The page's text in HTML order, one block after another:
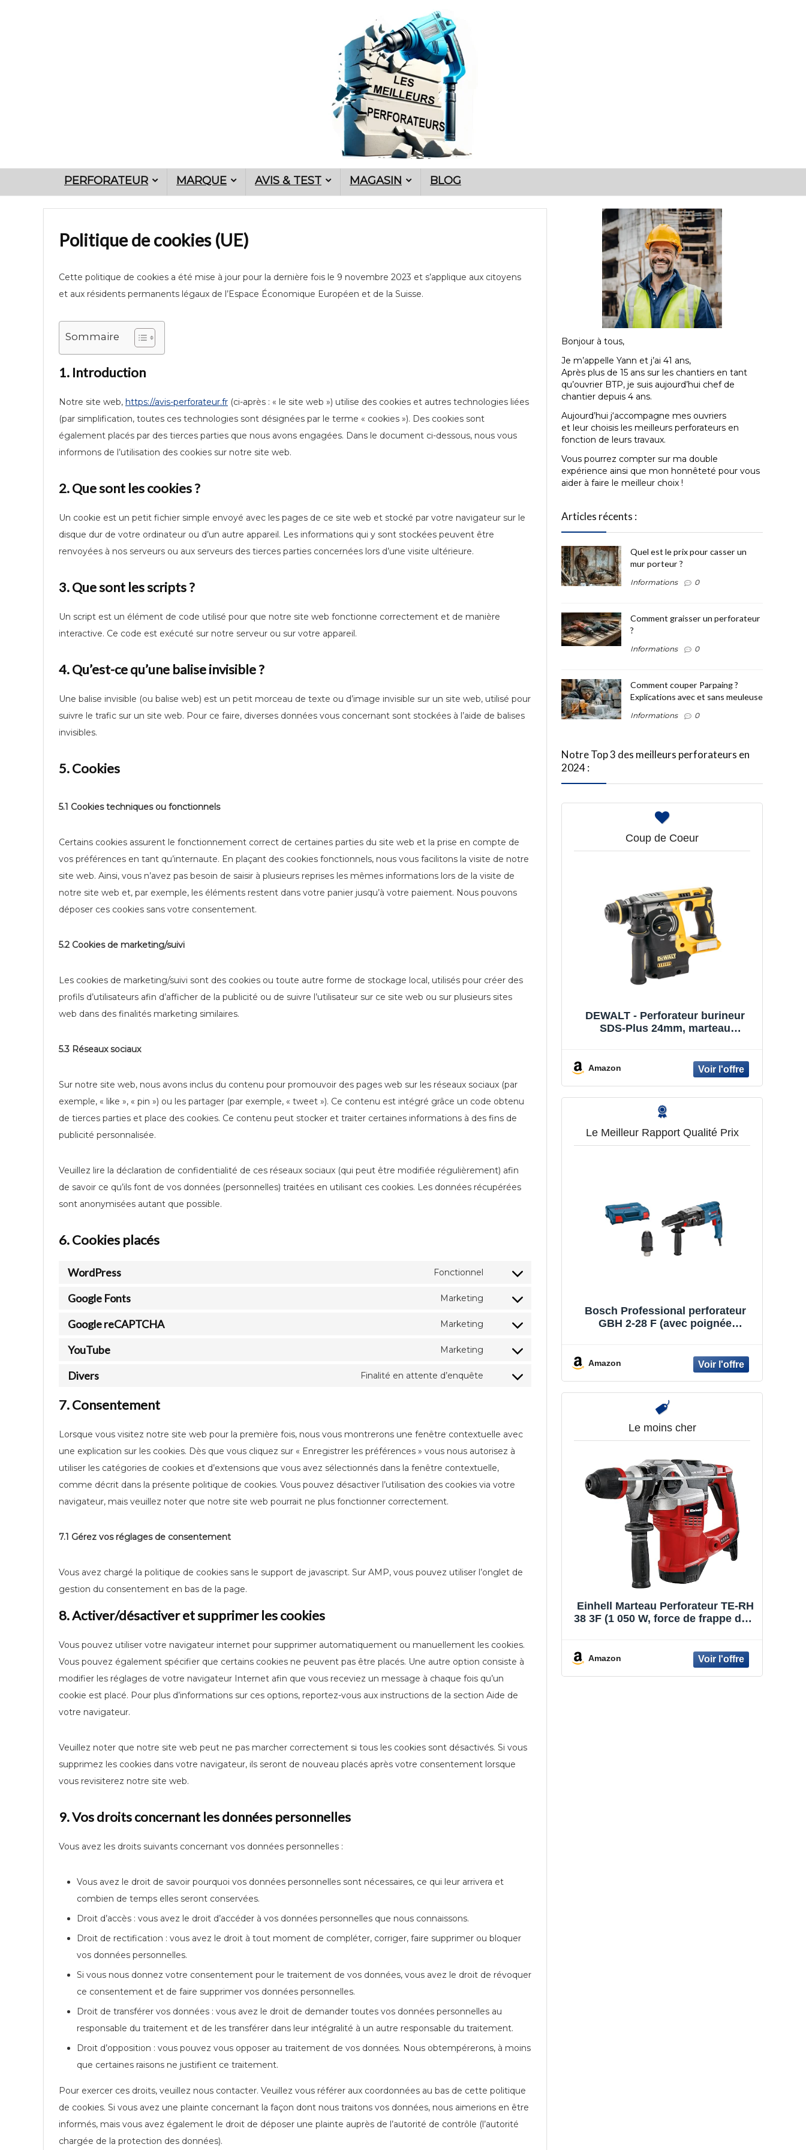
PERFORATEUR MARQUE AVIS & TEST MAGASIN BLOG
Politique de cookies (UE)
Cette politique de cookies a été mise à jour pour la dernière fois le 9 novembre 2023 et s’applique aux citoyens
et aux résidents permanents légaux de l’Espace Économique Européen et de la Suisse.
Sommaire
1. Introduction
Notre site web, https://avis-perforateur.fr (ci-après : « le site web ») utilise des cookies et autres technologies liées
(par simplification, toutes ces technologies sont désignées par le terme « cookies »). Des cookies sont
également placés par des tierces parties que nous avons engagées. Dans le document ci-dessous, nous vous
informons de l’utilisation des cookies sur notre site web.
2. Que sont les cookies ?
Un cookie est un petit fichier simple envoyé avec les pages de ce site web et stocké par votre navigateur sur le
disque dur de votre ordinateur ou d’un autre appareil. Les informations qui y sont stockées peuvent être
renvoyées à nos serveurs ou aux serveurs des tierces parties concernées lors d’une visite ultérieure.
3. Que sont les scripts ?
Un script est un élément de code utilisé pour que notre site web fonctionne correctement et de manière
interactive. Ce code est exécuté sur notre serveur ou sur votre appareil.
4. Qu’est-ce qu’une balise invisible ?
Une balise invisible (ou balise web) est un petit morceau de texte ou d’image invisible sur un site web, utilisé pour
suivre le trafic sur un site web. Pour ce faire, diverses données vous concernant sont stockées à l’aide de balises
invisibles.
5. Cookies
5.1 Cookies techniques ou fonctionnels
Certains cookies assurent le fonctionnement correct de certaines parties du site web et la prise en compte de
vos préférences en tant qu’internaute. En plaçant des cookies fonctionnels, nous vous facilitons la visite de notre
site web. Ainsi, vous n’avez pas besoin de saisir à plusieurs reprises les mêmes informations lors de la visite de
notre site web et, par exemple, les éléments restent dans votre panier jusqu’à votre paiement. Nous pouvons
déposer ces cookies sans votre consentement.
5.2 Cookies de marketing/suivi
Les cookies de marketing/suivi sont des cookies ou toute autre forme de stockage local, utilisés pour créer des
profils d’utilisateurs afin d’afficher de la publicité ou de suivre l’utilisateur sur ce site web ou sur plusieurs sites
web dans des finalités marketing similaires.
5.3 Réseaux sociaux
Sur notre site web, nous avons inclus du contenu pour promouvoir des pages web sur les réseaux sociaux (par
exemple, « like », « pin ») ou les partager (par exemple, « tweet »). Ce contenu est intégré grâce un code obtenu
de tierces parties et place des cookies. Ce contenu peut stocker et traiter certaines informations à des fins de
publicité personnalisée.
Veuillez lire la déclaration de confidentialité de ces réseaux sociaux (qui peut être modifiée régulièrement) afin
de savoir ce qu’ils font de vos données (personnelles) traitées en utilisant ces cookies. Les données récupérées
sont anonymisées autant que possible.
6. Cookies placés
WordPress Fonctionnel
Consent
wordpress
Google Fonts Marketing
Consent
google-
fonts
Google reCAPTCHA Marketing
Consent
google-
YouTube Marketing
Consent
Divers Finalité en attente d’enquête
Consent
divers
7. Consentement
Lorsque vous visitez notre site web pour la première fois, nous vous montrerons une fenêtre contextuelle avec
une explication sur les cookies. Dès que vous cliquez sur « Enregistrer les préférences » vous nous autorisez à
utiliser les catégories de cookies et d’extensions que vous avez sélectionnés dans la fenêtre contextuelle,
comme décrit dans la présente politique de cookies. Vous pouvez désactiver l’utilisation des cookies via votre
navigateur, mais veuillez noter que notre site web pourrait ne plus fonctionner correctement.
7.1 Gérez vos réglages de consentement
Vous avez chargé la politique de cookies sans le support de javascript. Sur AMP, vous pouvez utiliser l’onglet de
gestion du consentement en bas de la page.
8. Activer/désactiver et supprimer les cookies
Vous pouvez utiliser votre navigateur internet pour supprimer automatiquement ou manuellement les cookies.
Vous pouvez également spécifier que certains cookies ne peuvent pas être placés. Une autre option consiste à
modifier les réglages de votre navigateur Internet afin que vous receviez un message à chaque fois qu’un
cookie est placé. Pour plus d’informations sur ces options, reportez-vous aux instructions de la section Aide de
votre navigateur.
Veuillez noter que notre site web peut ne pas marcher correctement si tous les cookies sont désactivés. Si vous
supprimez les cookies dans votre navigateur, ils seront de nouveau placés après votre consentement lorsque
vous revisiterez notre site web.
9. Vos droits concernant les données personnelles
Vous avez les droits suivants concernant vos données personnelles :
Vous avez le droit de savoir pourquoi vos données personnelles sont nécessaires, ce qui leur arrivera et
combien de temps elles seront conservées.
Droit d’accès : vous avez le droit d’accéder à vos données personnelles que nous connaissons.
Droit de rectification : vous avez le droit à tout moment de compléter, corriger, faire supprimer ou bloquer
vos données personnelles.
Si vous nous donnez votre consentement pour le traitement de vos données, vous avez le droit de révoquer
ce consentement et de faire supprimer vos données personnelles.
Droit de transférer vos données : vous avez le droit de demander toutes vos données personnelles au
responsable du traitement et de les transférer dans leur intégralité à un autre responsable du traitement.
Droit d’opposition : vous pouvez vous opposer au traitement de vos données. Nous obtempérerons, à moins
que certaines raisons ne justifient ce traitement.
Pour exercer ces droits, veuillez nous contacter. Veuillez vous référer aux coordonnées au bas de cette politique
de cookies. Si vous avez une plainte concernant la façon dont nous traitons vos données, nous aimerions en être
informés, mais vous avez également le droit de déposer une plainte auprès de l’autorité de contrôle (l’autorité
chargée de la protection des données).
Bonjour à tous,
Je m’appelle Yann et j’ai 41 ans,
Après plus de 15 ans sur les chantiers en tant
qu’ouvrier BTP, je suis aujourd’hui chef de
chantier depuis 4 ans.
Aujourd’hui j‘accompagne mes ouvriers
et leur choisis les meilleurs perforateurs en
fonction de leurs travaux.
Vous pourrez compter sur ma double
expérience ainsi que mon honnêteté pour vous
aider à faire le meilleur choix !
Articles récents :
Quel est le prix pour casser un
mur porteur ?
Informations 0
Comment graisser un perforateur
?
Informations 0
Comment couper Parpaing ?
Explications avec et sans meuleuse
Informations 0
Notre Top 3 des meilleurs perforateurs en
2024 :
Coup de Coeur
DEWALT - Perforateur burineur
SDS-Plus 24mm, marteau
Amazon
Le Meilleur Rapport Qualité Prix
Bosch Professional perforateur
GBH 2-28 F (avec poignée
mandrin interchangeable SDS plus,
coffret de transport)
Amazon
Le moins cher
Einhell Marteau Perforateur TE-RH
38 3F (1 050 W, force de frappe de 9
Amazon